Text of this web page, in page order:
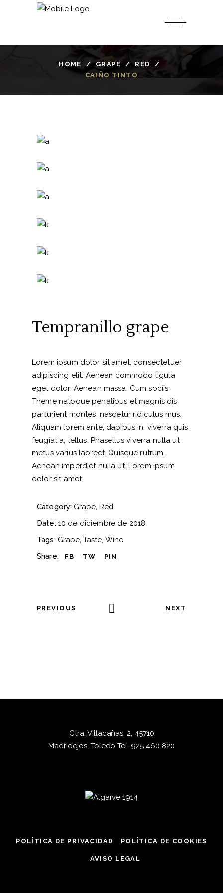
HOME /GRAPE / RED
/
CAIÑO TINTO
Tempranillo grape
Lorem ipsum dolor sit amet, consectetuer
adipiscing elit. Aenean commodo ligula
eget dolor. Aenean massa. Cum sociis
Theme natoque penatibus et magnis dis
parturient montes, nascetur ridiculus mus.
Aliquam lorem ante, dapibus in, viverra quis,
feugiat a, tellus. Phasellus viverra nulla ut
metus varius laoreet. Quisque rutrum.
Aenean imperdiet nulla ut. Lorem ipsum
dolor sit amet
Category: Grape Red
Date: 10 de diciembre de 2018
Tags: Grape Taste Wine
Share:
FB TW PIN
PREVIOUS NEXT
Ctra. Villacañas, 2, 45710
Madridejos, Toledo Tel. 925 460 820
POLÍTICA DE PRIVACIDAD POLÍTICA DE COOKIES
AVISO LEGAL